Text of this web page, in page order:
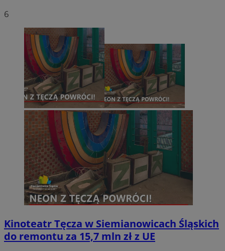
6
Kinoteatr Tęcza w Siemianowicach Śląskich
do remontu za 15,7 mln zł z UE